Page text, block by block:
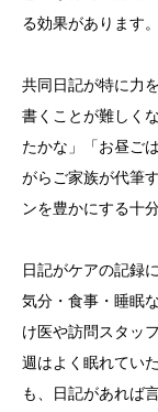
る効果があります。
共同日記が特に力
書くことが難しく
たかな」「お昼ご
がらご家族が代筆
ンを豊かにする十
日記がケアの記録
気分・食事・睡眠
け医や訪問スタッ
週はよく眠れてい
も、日記があれば